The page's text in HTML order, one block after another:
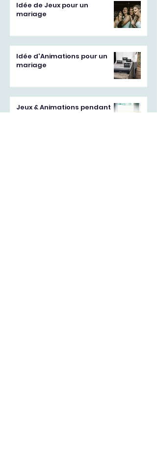
Idée de Jeux pour un
mariage
Idée d'Animations pour un
mariage
Jeux & Animations pendant